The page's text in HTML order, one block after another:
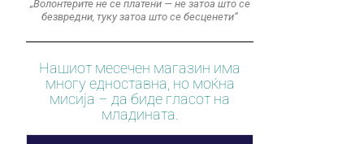
„Волонтерите не се платени — не затоа што се
безвредни, туку затоа што се бесценети“
Нашиот месечен магазин има
многу едноставна, но моќна
мисија – да биде гласот на
младината.